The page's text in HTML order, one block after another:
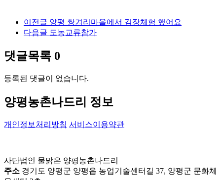
이전글 양평 쌍겨리마을에서 김장체험 했어요
다음글 도농교류참가
댓글목록 0
등록된 댓글이 없습니다.
양평농촌나드리 정보
개인정보처리방침 서비스이용약관
사단법인 물맑은 양평농촌나드리
주소 경기도 양평군 양평읍 농업기술센터길 37, 양평군 문화체